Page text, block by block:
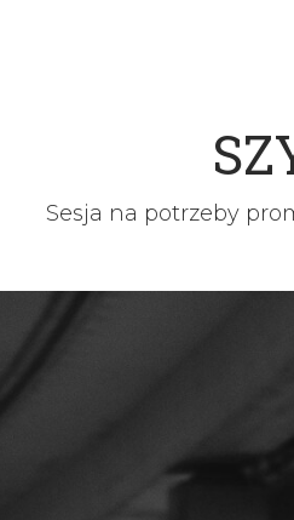
Sesja na potrzeby